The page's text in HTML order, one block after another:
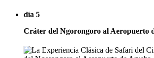
día 5
Cráter del Ngorongoro al Aeropuerto